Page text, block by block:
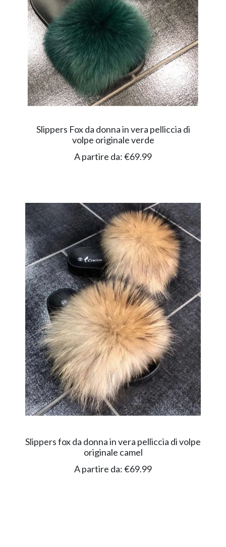
Slippers Fox da donna in vera pelliccia di
volpe originale verde
A partire da:€69.99
Slippers fox da donna in vera pelliccia di volpe
originale camel
A partire da:€69.99